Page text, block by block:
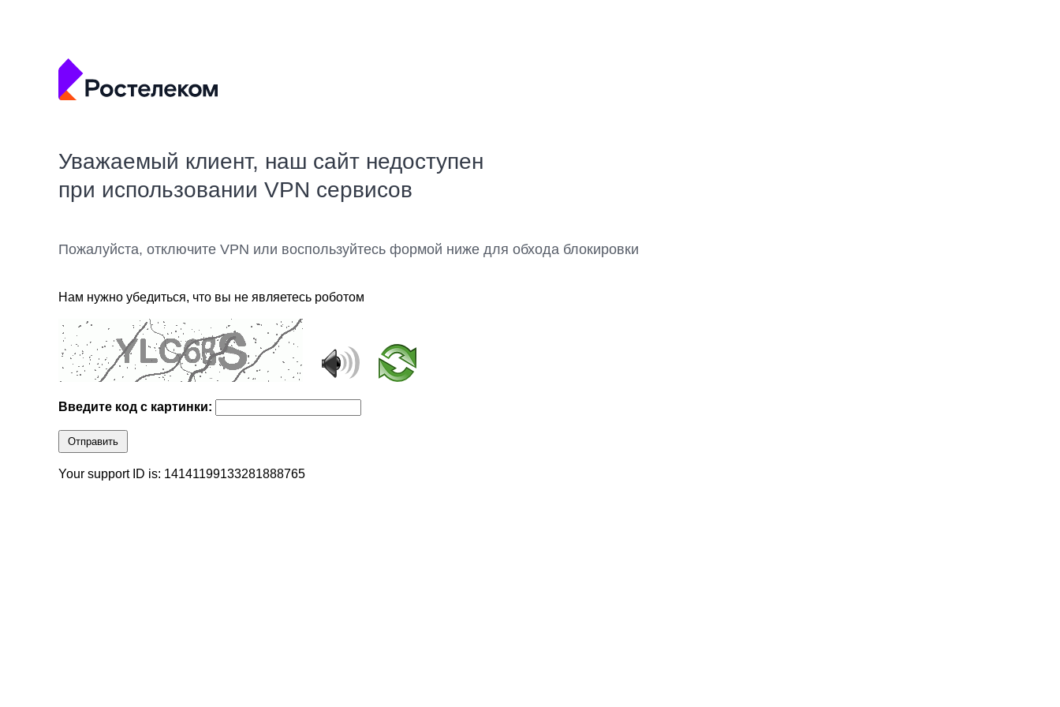
Уважаемый клиент, наш сайт недоступен
при использовании VPN сервисов
Пожалуйста, отключите VPN или воспользуйтесь формой ниже для обхода блокировки
Нам нужно убедиться, что вы не являетесь роботом
Введите код с картинки:
Отправить
Your support ID is: 14141199133281888765